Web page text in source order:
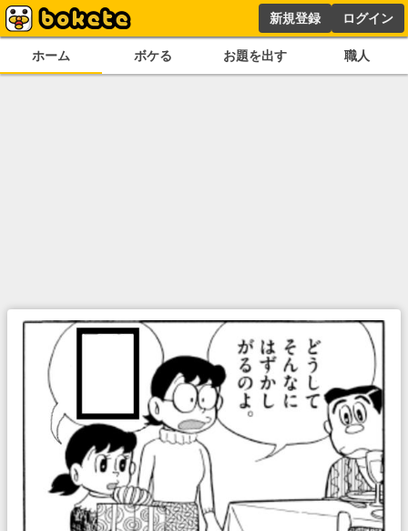
新規登録 ログイン
ホーム ボケる お題を出す 職人